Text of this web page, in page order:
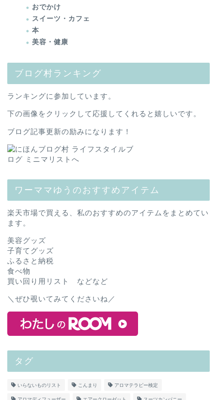
おでかけ
スイーツ・カフェ
本
美容・健康
ブログ村ランキング
ランキングに参加しています。
下の画像をクリックして応援してくれると嬉しいです。
ブログ記事更新の励みになります！
ワーママゆうのおすすめアイテム
楽天市場で買える、私のおすすめのアイテムをまとめてい
ます。
美容グッズ
子育てグッズ
ふるさと納税
食べ物
買い回り用リスト などなど
＼ぜひ覗いてみてくださいね／
タグ
いらないものリスト こんまり アロマテラピー検定